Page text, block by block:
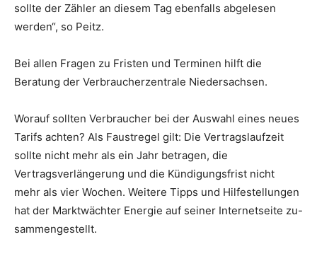
sollte der Zähler an diesem Tag ebenfalls abgelesen
werden“, so Peitz.
Bei allen Fragen zu Fristen und Terminen hilft die
Beratung der Verbraucherzentrale Niedersachsen.
Worauf sollten Verbraucher bei der Auswahl eines neues
Tarifs achten? Als Faustregel gilt: Die Vertragslaufzeit
sollte nicht mehr als ein Jahr betragen, die
Vertragsverlängerung und die Kündigungsfrist nicht
mehr als vier Wochen. Weitere Tipps und Hilfestellungen
hat der Marktwächter Energie auf seiner Internetseite zu-
sammengestellt.